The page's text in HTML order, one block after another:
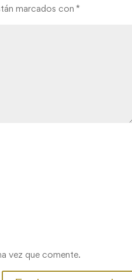
marcados con*
vez que comente.